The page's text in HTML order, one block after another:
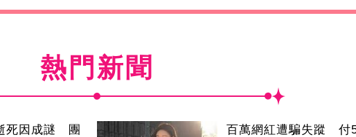
熱門新聞
死因成謎 團
百萬網紅遭騙失蹤 付